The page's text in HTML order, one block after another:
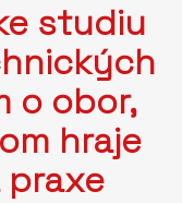
studiu
o obor,
hraje